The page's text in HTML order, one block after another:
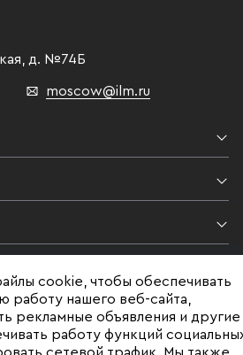
д. №74Б
moscow@ilm.ru
cookie, чтобы обеспечивать
работу нашего веб-сайта,
рекламные объявления и другие
работу функций